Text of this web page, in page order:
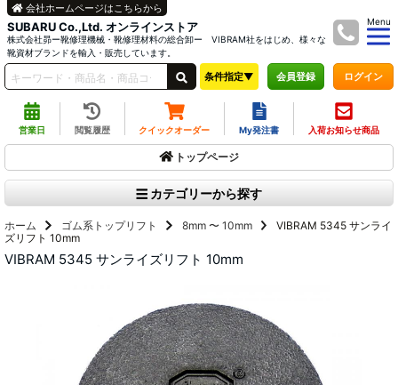
SUBARU Co.,Ltd. オンラインストア
株式会社昴ー靴修理機械・靴修理材料の総合卸ー VIBRAM社をはじめ、様々な
靴資材ブランドを輸入・販売しています。
Menu
会社ホームページはこちらから
条件指定▼ 会員登録 ログイン
営業日 閲覧履歴 クイックオーダー My発注書 入荷お知らせ商品
トップページ
カテゴリーから探す
ホーム ゴム系トップリフト 8mm 〜 10mm
VIBRAM 5345 サンライ
ズリフト 10mm
VIBRAM 5345 サンライズリフト 10mm